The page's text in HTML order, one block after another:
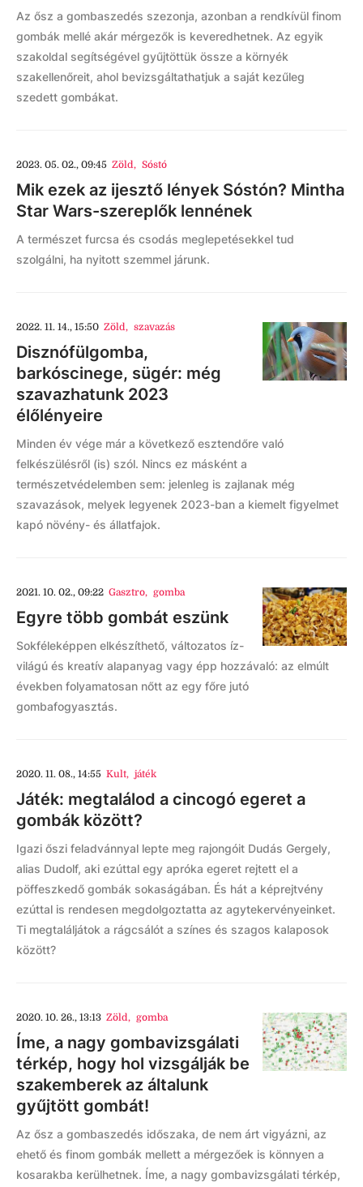
Az ősz a gombaszedés szezonja, azonban a rendkívül finom
gombák mellé akár mérgezők is keveredhetnek. Az egyik
szakoldal segítségével gyűjtöttük össze a környék
szakellenőreit, ahol bevizsgáltathatjuk a saját kezűleg
szedett gombákat.
2023. 05. 02., 09:45 Zöld, Sóstó
Mik ezek az ijesztő lények Sóstón? Mintha
Star Wars-szereplők lennének
A természet furcsa és csodás meglepetésekkel tud
szolgálni, ha nyitott szemmel járunk.
2022. 11. 14., 15:50 Zöld, szavazás
Disznófülgomba,
barkóscinege, sügér: még
szavazhatunk 2023
élőlényeire
Minden év vége már a következő esztendőre való
felkészülésről (is) szól. Nincs ez másként a
természetvédelemben sem: jelenleg is zajlanak még
szavazások, melyek legyenek 2023-ban a kiemelt figyelmet
kapó növény- és állatfajok.
2021. 10. 02., 09:22 Gasztro, gomba
Egyre több gombát eszünk
Sokféleképpen elkészíthető, változatos íz-
világú és kreatív alapanyag vagy épp hozzávaló: az elmúlt
években folyamatosan nőtt az egy főre jutó
gombafogyasztás.
2020. 11. 08., 14:55 Kult, játék
Játék: megtalálod a cincogó egeret a
gombák között?
Igazi őszi feladvánnyal lepte meg rajongóit Dudás Gergely,
alias Dudolf, aki ezúttal egy apróka egeret rejtett el a
pöffeszkedő gombák sokaságában. És hát a képrejtvény
ezúttal is rendesen megdolgoztatta az agytekervényeinket.
Ti megtaláljátok a rágcsálót a színes és szagos kalaposok
között?
2020. 10. 26., 13:13 Zöld, gomba
Íme, a nagy gombavizsgálati
térkép, hogy hol vizsgálják be
szakemberek az általunk
gyűjtött gombát!
Az ősz a gombaszedés időszaka, de nem árt vigyázni, az
ehető és finom gombák mellett a mérgezőek is könnyen a
kosarakba kerülhetnek. Íme, a nagy gombavizsgálati térkép,